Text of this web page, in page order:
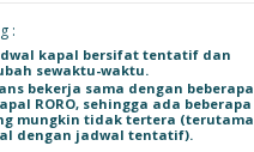
:
kapal bersifat tentatif dan
sewaktu-waktu.
bekerja sama dengan beberapa
RORO, sehingga ada beberapa
mungkin tidak tertera (terutama
dengan jadwal tentatif).